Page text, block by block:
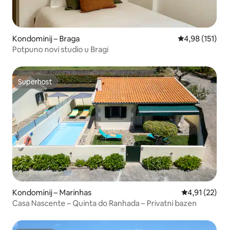
Kondominij – Braga Prosječna
4,98 (151)
Potpuno novi studio u Bragi
Superhost
Superhost
Kondominij – Marinhas Prosječna
4,91 (22)
Casa Nascente – Quinta do Ranhada – Privatni bazen